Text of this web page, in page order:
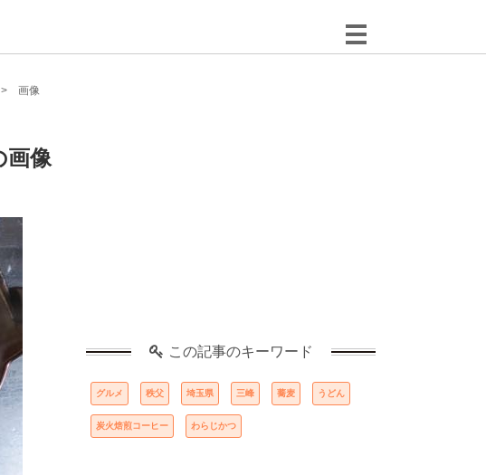
画像
画像
この記事のキーワード
グルメ 秩父 埼玉県 三峰 蕎麦 うどん
炭火焙煎コーヒー わらじかつ